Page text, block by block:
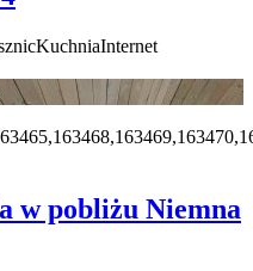
KuchniaInternet
w pobliżu Niemna